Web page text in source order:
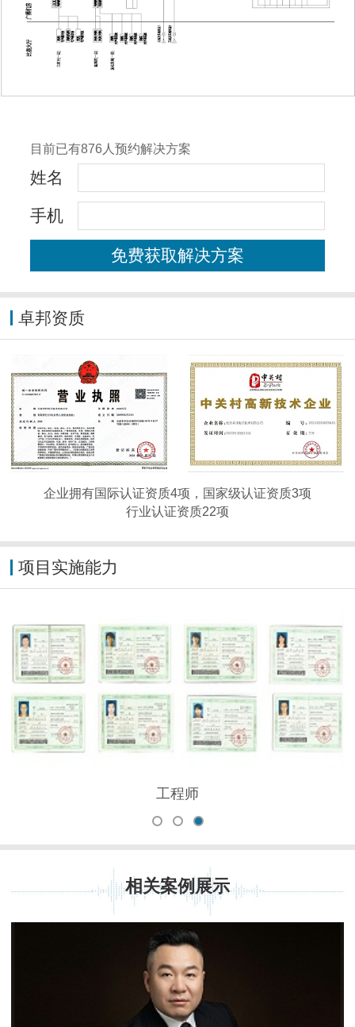
目前已有876人预约解决方案
姓名
手机
卓邦资质
企业拥有国际认证资质4项，国家级认证资质3项
行业认证资质22项
项目实施能力
工程师
相关案例展示